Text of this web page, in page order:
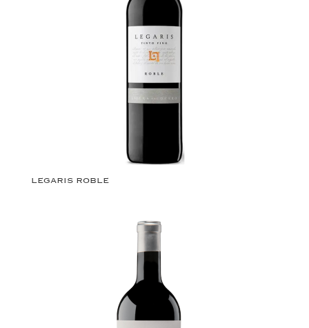
LEGARIS ROBLE